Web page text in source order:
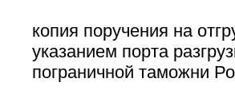
копия поручения на
указанием порта
пограничной таможни